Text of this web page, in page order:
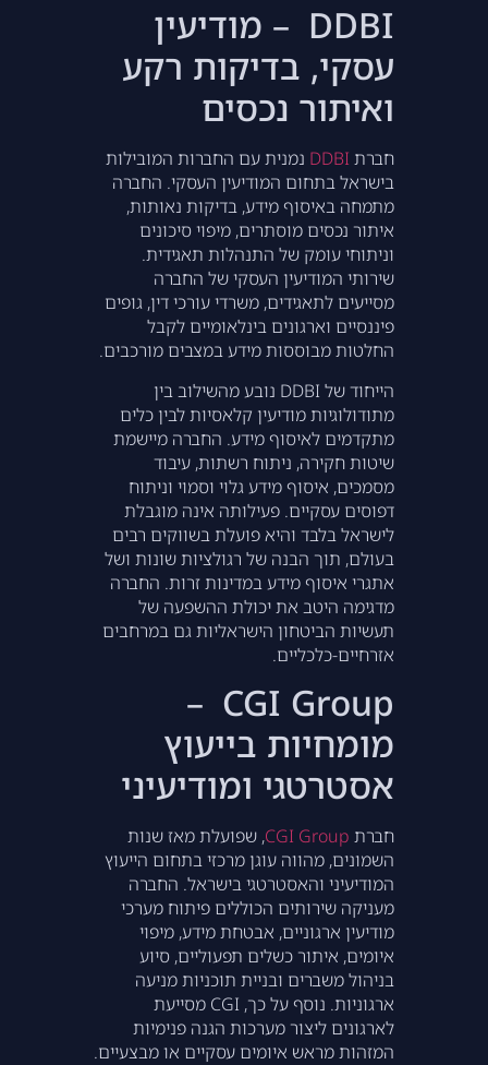
DDBI – מודיעין
עסקי, בדיקות רקע
ואיתור נכסים
חברת
נמנית עם החברות המובילות
בישראל בתחום המודיעין העסקי. החברה
מתמחה באיסוף מידע, בדיקות נאותות,
איתור נכסים מוסתרים, מיפוי סיכונים
וניתוחי עומק של התנהלות תאגידית.
שירותי המודיעין העסקי של החברה
מסייעים לתאגידים, משרדי עורכי דין, גופים
פיננסיים וארגונים בינלאומיים לקבל
החלטות מבוססות מידע במצבים מורכבים.
הייחוד של DDBI נובע מהשילוב בין
מתודולוגיות מודיעין קלאסיות לבין כלים
מתקדמים לאיסוף מידע. החברה מיישמת
שיטות חקירה, ניתוח רשתות, עיבוד
מסמכים, איסוף מידע גלוי וסמוי וניתוח
דפוסים עסקיים. פעילותה אינה מוגבלת
לישראל בלבד והיא פועלת בשווקים רבים
בעולם, תוך הבנה של רגולציות שונות ושל
אתגרי איסוף מידע במדינות זרות. החברה
מדגימה היטב את יכולת ההשפעה של
תעשיות הביטחון הישראליות גם במרחבים
אזרחיים-כלכליים.
CGI Group –
מומחיות בייעוץ
אסטרטגי ומודיעיני
חברת CGI Group, שפועלת מאז שנות
השמונים, מהווה עוגן מרכזי בתחום הייעוץ
המודיעיני והאסטרטגי בישראל. החברה
מעניקה שירותים הכוללים פיתוח מערכי
מודיעין ארגוניים, אבטחת מידע, מיפוי
איומים, איתור כשלים תפעוליים, סיוע
בניהול משברים ובניית תוכניות מניעה
ארגוניות. נוסף על כך, CGI מסייעת
לארגונים ליצור מערכות הגנה פנימיות
המזהות מראש איומים עסקיים או מבצעיים.